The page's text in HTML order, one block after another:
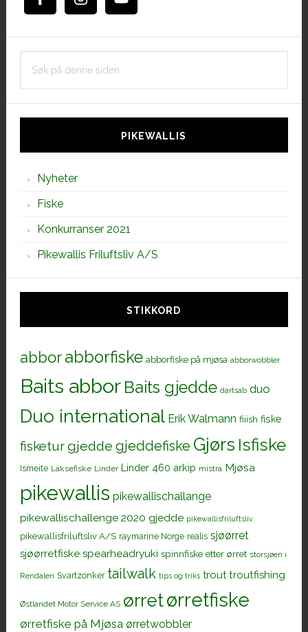
PIKEWALLIS
Nyheter
Fiske
Konkurranser 2021
Pikewallis Friluftsliv A/S
STIKKORD
abborabborfiske abborfiske på mjøsa abborwobbler
Baits abbor Baits gjedde dartsab duo
Duo international Erik Walmann fiiish fiske
fisketurgjedde gjeddefiske Gjørs Isfiske
Ismeite Laksefiske Linder Linder 460 arkip mistra Mjøsa
pikewallis pikewallischallange
pikewallischallenge 2020 gjedde pikewallisfriluftsliv
pikewallisfriluftsliv A/S raymarine Norge realis sjøørret
sjøørretfiske spearheadryuki spinnfiske etter ørret storsjøen i
Rendalen Svartzonker tailwalk tips og triks trout troutfishing
Østlandet Motor Service AS ørretørretfiske
ørretfiske på Mjøsa ørretwobbler